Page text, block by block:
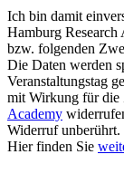
Ich bin damit
Hamburg
bzw. folgenden
Die Daten werden
Veranstaltungstag
mit Wirkung für die
Academy
Widerruf unberührt.
Hier finden Sie